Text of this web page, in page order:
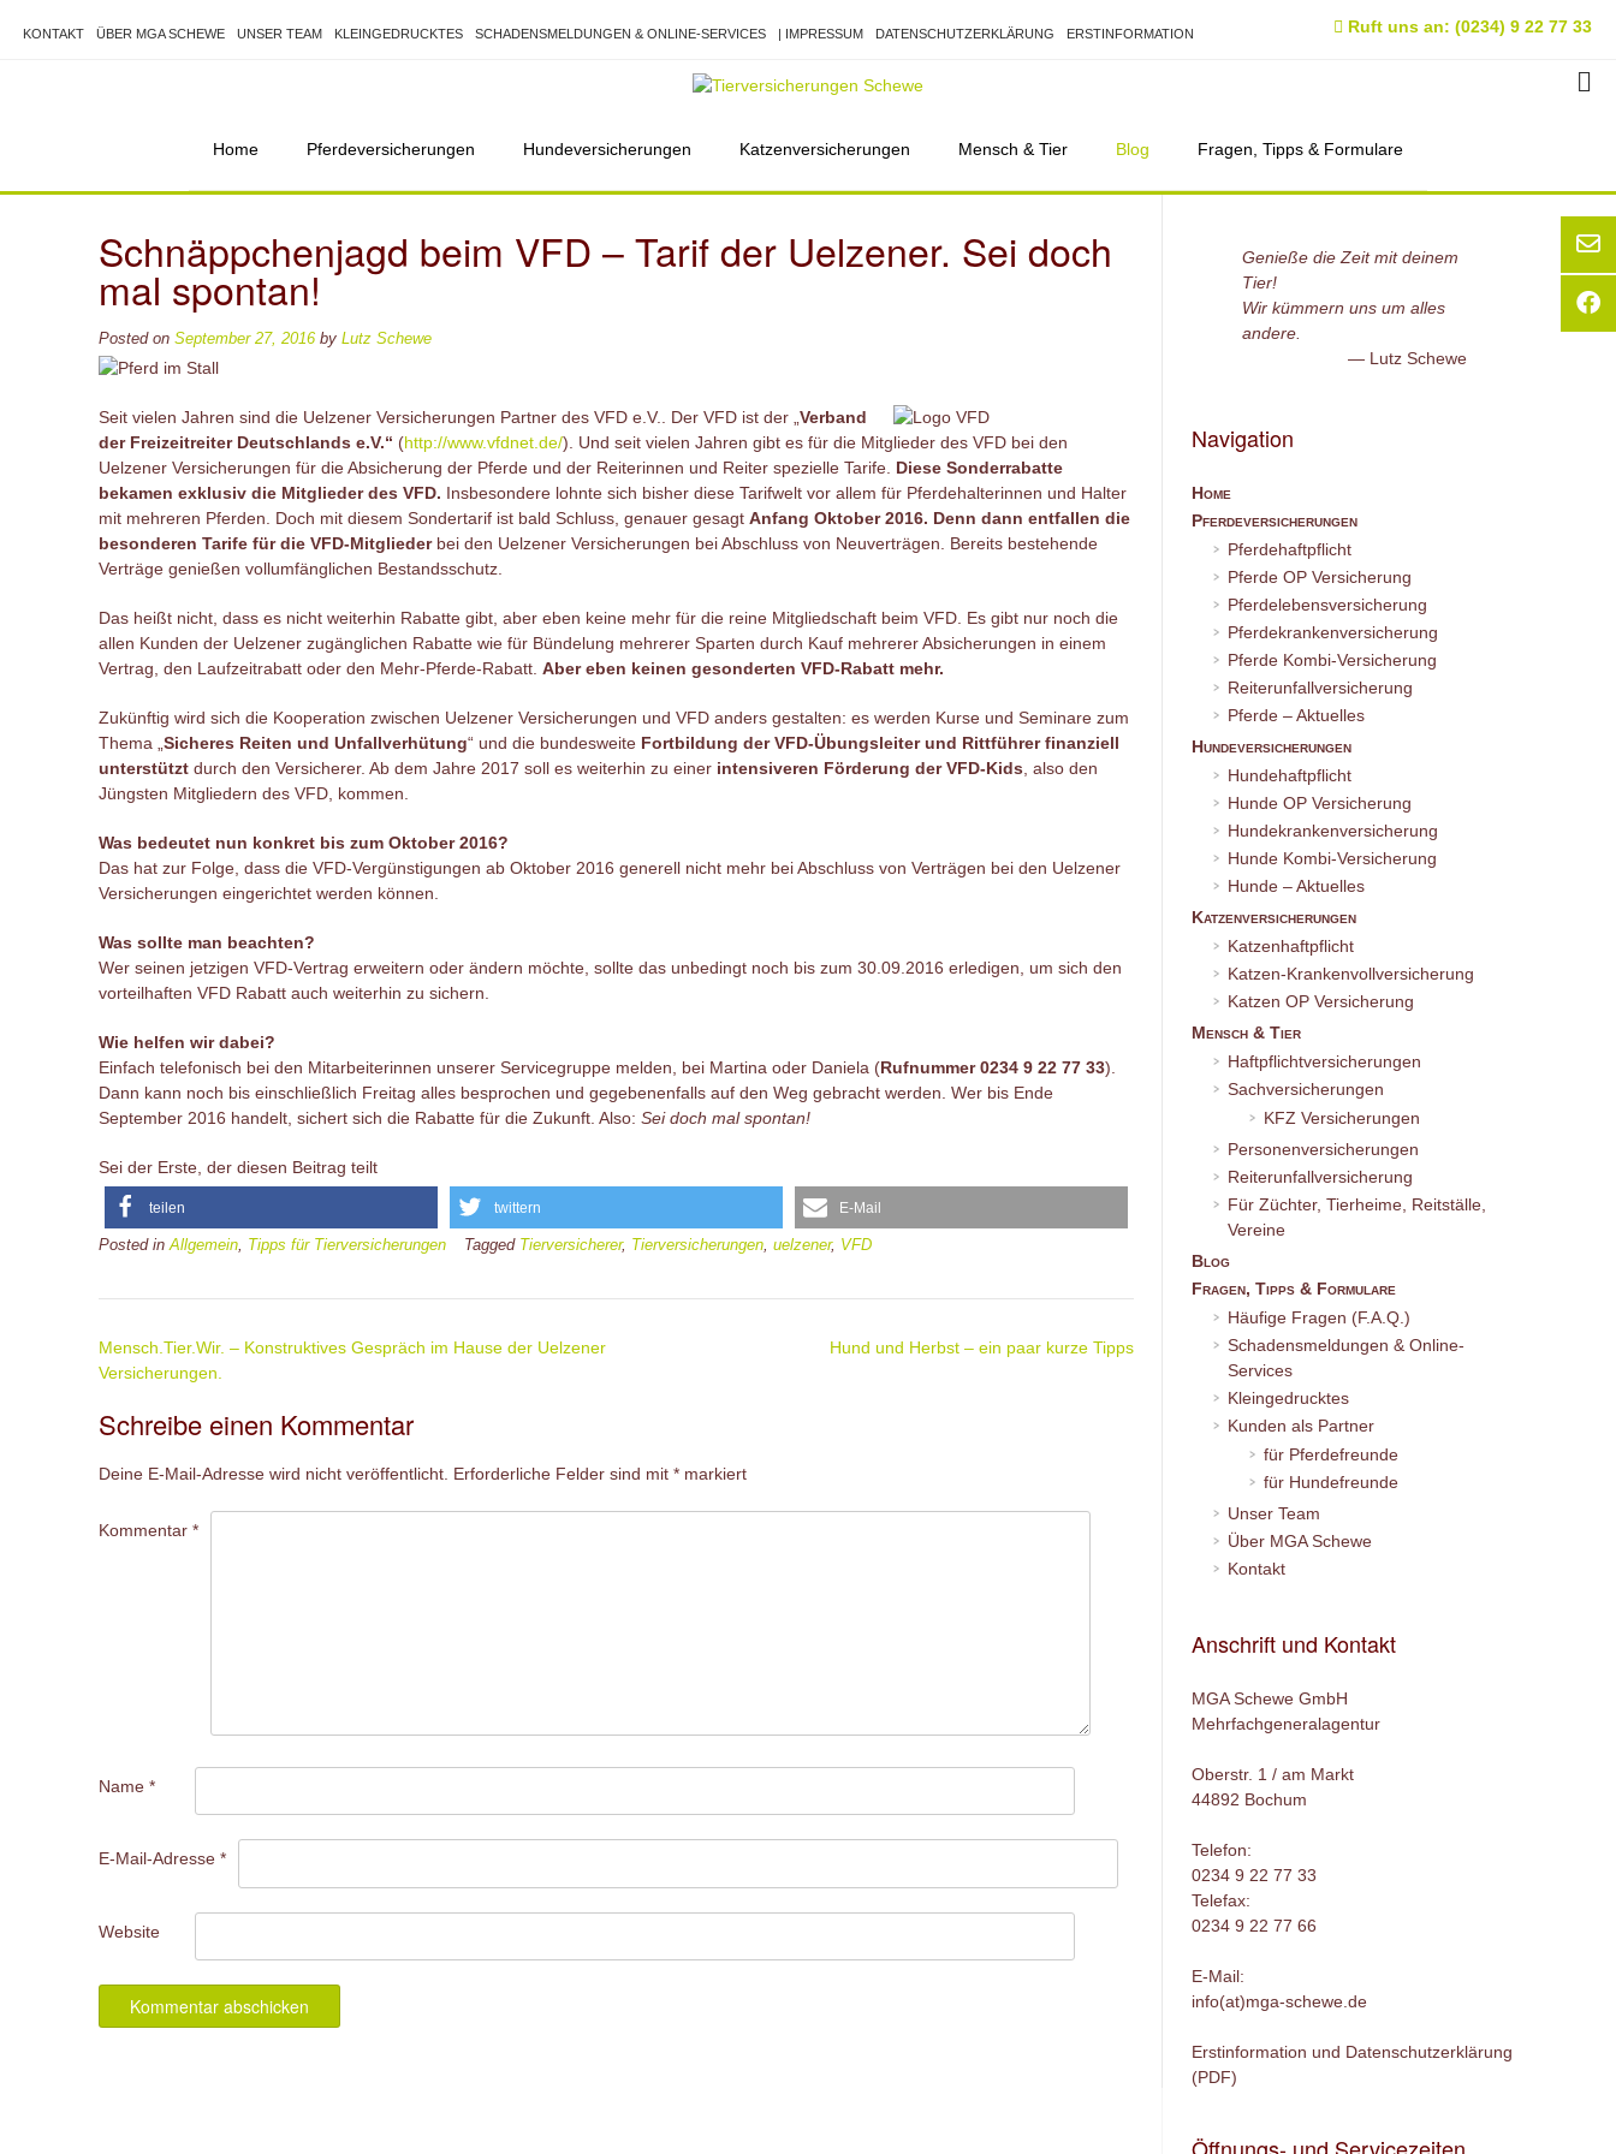
KONTAKT ÜBER MGA SCHEWE UNSER TEAM KLEINGEDRUCKTES SCHADENSMELDUNGEN & ONLINE-SERVICES | IMPRESSUM DATENSCHUTZERKLÄRUNG ERSTINFORMATION Ruft uns an: (0234) 9 22 77 33
Home Pferdeversicherungen Hundeversicherungen Katzenversicherungen Mensch & Tier Blog Fragen, Tipps & Formulare
Schnäppchenjagd beim VFD – Tarif der Uelzener. Sei doch
mal spontan!
Posted on September 27, 2016 by Lutz Schewe
Seit vielen Jahren sind die Uelzener Versicherungen Partner des VFD e.V.. Der VFD ist der „Verband
der Freizeitreiter Deutschlands e.V.“ (http://www.vfdnet.de/). Und seit vielen Jahren gibt es für die Mitglieder des VFD bei den
Uelzener Versicherungen für die Absicherung der Pferde und der Reiterinnen und Reiter spezielle Tarife. Diese Sonderrabatte
bekamen exklusiv die Mitglieder des VFD. Insbesondere lohnte sich bisher diese Tarifwelt vor allem für Pferdehalterinnen und Halter
mit mehreren Pferden. Doch mit diesem Sondertarif ist bald Schluss, genauer gesagt Anfang Oktober 2016. Denn dann entfallen die
besonderen Tarife für die VFD-Mitgliederbei den Uelzener Versicherungen bei Abschluss von Neuverträgen. Bereits bestehende
Verträge genießen vollumfänglichen Bestandsschutz.
Das heißt nicht, dass es nicht weiterhin Rabatte gibt, aber eben keine mehr für die reine Mitgliedschaft beim VFD. Es gibt nur noch die
allen Kunden der Uelzener zugänglichen Rabatte wie für Bündelung mehrerer Sparten durch Kauf mehrerer Absicherungen in einem
Vertrag, den Laufzeitrabatt oder den Mehr-Pferde-Rabatt. Aber eben keinen gesonderten VFD-Rabatt mehr.
Zukünftig wird sich die Kooperation zwischen Uelzener Versicherungen und VFD anders gestalten: es werden Kurse und Seminare zum
Thema „Sicheres Reiten und Unfallverhütung“ und die bundesweite Fortbildung der VFD-Übungsleiter und Rittführer finanziell
unterstützt durch den Versicherer. Ab dem Jahre 2017 soll es weiterhin zu einer intensiveren Förderung der VFD-Kids, also den
Jüngsten Mitgliedern des VFD, kommen.
Was bedeutet nun konkret bis zum Oktober 2016?
Das hat zur Folge, dass die VFD-Vergünstigungen ab Oktober 2016 generell nicht mehr bei Abschluss von Verträgen bei den Uelzener
Versicherungen eingerichtet werden können.
Was sollte man beachten?
Wer seinen jetzigen VFD-Vertrag erweitern oder ändern möchte, sollte das unbedingt noch bis zum 30.09.2016 erledigen, um sich den
vorteilhaften VFD Rabatt auch weiterhin zu sichern.
Wie helfen wir dabei?
Einfach telefonisch bei den Mitarbeiterinnen unserer Servicegruppe melden, bei Martina oder Daniela (Rufnummer 0234 9 22 77 33).
Dann kann noch bis einschließlich Freitag alles besprochen und gegebenenfalls auf den Weg gebracht werden. Wer bis Ende
September 2016 handelt, sichert sich die Rabatte für die Zukunft. Also: Sei doch mal spontan!
Sei der Erste, der diesen Beitrag teilt
teilen twittern E-Mail
Posted inAllgemein, Tipps für Tierversicherungen Tagged Tierversicherer, Tierversicherungen, uelzener, VFD
Post
navigation
Mensch.Tier.Wir. – Konstruktives Gespräch im Hause der Uelzener
Versicherungen.
Hund und Herbst – ein paar kurze Tipps
Schreibe einen Kommentar
Deine E-Mail-Adresse wird nicht veröffentlicht. Erforderliche Felder sind mit * markiert
Kommentar *
Name *
E-Mail-Adresse *
Website
Genieße die Zeit mit deinem
Tier!
Wir kümmern uns um alles
andere.
Lutz Schewe
Navigation
Home
Pferdeversicherungen
Pferdehaftpflicht
Pferde OP Versicherung
Pferdelebensversicherung
Pferdekrankenversicherung
Pferde Kombi-Versicherung
Reiterunfallversicherung
Pferde – Aktuelles
Hundeversicherungen
Hundehaftpflicht
Hunde OP Versicherung
Hundekrankenversicherung
Hunde Kombi-Versicherung
Hunde – Aktuelles
Katzenversicherungen
Katzenhaftpflicht
Katzen-Krankenvollversicherung
Katzen OP Versicherung
Mensch & Tier
Haftpflichtversicherungen
Sachversicherungen
KFZ Versicherungen
Personenversicherungen
Reiterunfallversicherung
Für Züchter, Tierheime, Reitställe,
Vereine
Blog
Fragen, Tipps & Formulare
Häufige Fragen (F.A.Q.)
Schadensmeldungen & Online-
Services
Kleingedrucktes
Kunden als Partner
für Pferdefreunde
für Hundefreunde
Unser Team
Über MGA Schewe
Kontakt
Anschrift und Kontakt
MGA Schewe GmbH
Mehrfachgeneralagentur
Oberstr. 1 / am Markt
44892 Bochum
Telefon:
0234 9 22 77 33
Telefax:
0234 9 22 77 66
E-Mail:
info(at)mga-schewe.de
Erstinformation und Datenschutzerklärung
(PDF)
Öffnungs- und Servicezeiten